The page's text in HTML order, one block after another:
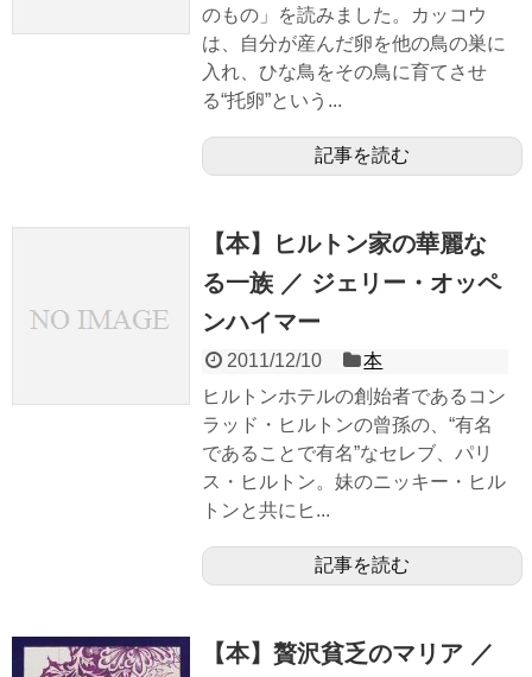
のもの」を読みました。カッコウ
は、自分が産んだ卵を他の鳥の巣に
入れ、ひな鳥をその鳥に育てさせ
る“托卵”という...
記事を読む
【本】ヒルトン家の華麗な
る一族 ／ ジェリー・オッペ
ンハイマー
2011/12/10
本
ヒルトンホテルの創始者であるコン
ラッド・ヒルトンの曾孫の、“有名
であることで有名”なセレブ、パリ
ス・ヒルトン。妹のニッキー・ヒル
トンと共にヒ...
記事を読む
【本】贅沢貧乏のマリア ／